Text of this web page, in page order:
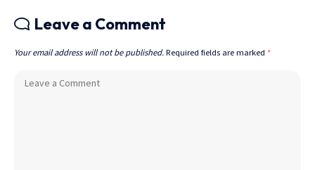
Leave a Comment
Your email address will not be published. Required fields are marked *